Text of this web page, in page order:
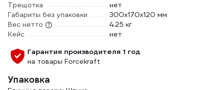
Трещотка
нет
Габариты без упаковки
300х170х120 мм
Вес нетто
4.25 кг
Кейс
нет
Гарантия производителя 1 год
на товары Forcekraft
Упаковка